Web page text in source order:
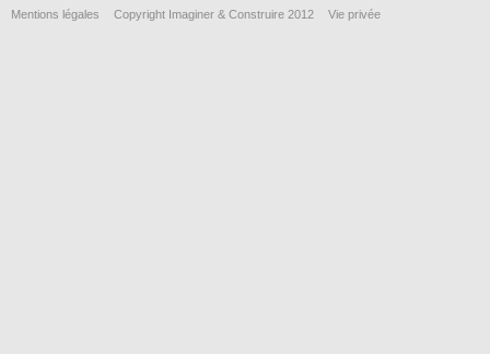
Mentions légales Copyright Imaginer & Construire 2012 Vie privée